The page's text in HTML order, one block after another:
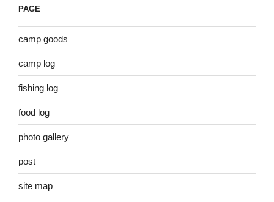
PAGE
camp goods
camp log
fishing log
food log
photo gallery
post
site map